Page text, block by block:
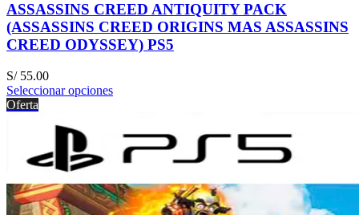
ASSASSINS CREED ANTIQUITY PACK
(ASSASSINS CREED ORIGINS MAS ASSASSINS
CREED ODYSSEY) PS5
S/55.00
Seleccionar opciones
Oferta